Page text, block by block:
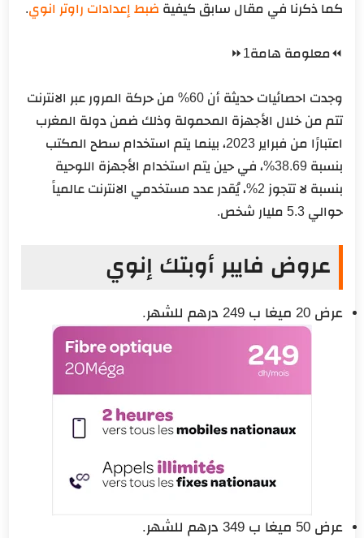
كما ذكرنا في مقال سابق كيفية ضبط إعدادات راوتر انوي.
⏪معلومة هامة1⏩
وجدت احصائيات حديثة أن 60% من حركة المرور عبر الانترنت
تتم من خلال الأجهزة المحمولة وذلك ضمن دولة المغرب
اعتبارًا من فبراير 2023، بينما يتم استخدام سطح المكتب
بنسبة 38.69%، في حين يتم استخدام الأجهزة اللوحية
بنسبة لا تتجوز 2%، يُقدر عدد مستخدمي الانترنت عالمياً
حوالي 5.3 مليار شخص.
عروض فايبر أوبتك إنوي
عرض 20 ميغا ب 249 درهم للشهر.
عرض 50 ميغا ب 349 درهم للشهر.